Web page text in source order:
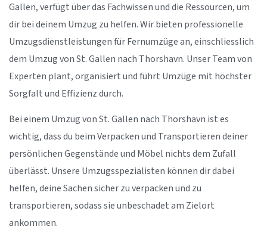
Gallen, verfügt über das Fachwissen und die Ressourcen, um
dir bei deinem Umzug zu helfen. Wir bieten professionelle
Umzugsdienstleistungen für Fernumzüge an, einschliesslich
dem Umzug von St. Gallen nach Thorshavn. Unser Team von
Experten plant, organisiert und führt Umzüge mit höchster
Sorgfalt und Effizienz durch.
Bei einem Umzug von St. Gallen nach Thorshavn ist es
wichtig, dass du beim Verpacken und Transportieren deiner
persönlichen Gegenstände und Möbel nichts dem Zufall
überlässt. Unsere Umzugsspezialisten können dir dabei
helfen, deine Sachen sicher zu verpacken und zu
transportieren, sodass sie unbeschadet am Zielort
ankommen.